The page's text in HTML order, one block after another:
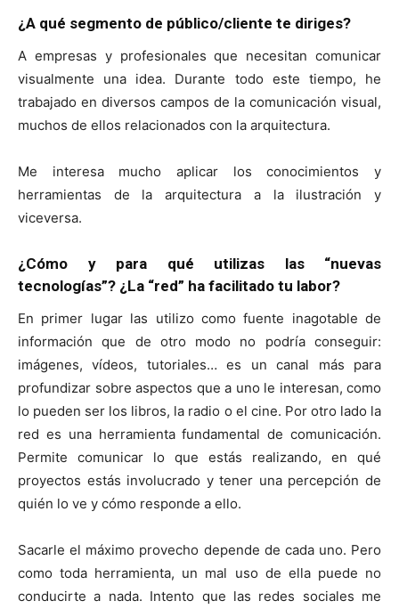
¿A qué segmento de público/cliente te diriges?
A empresas y profesionales que necesitan comunicar
visualmente una idea. Durante todo este tiempo, he
trabajado en diversos campos de la comunicación visual,
muchos de ellos relacionados con la arquitectura.
Me interesa mucho aplicar los conocimientos y
herramientas de la arquitectura a la ilustración y
viceversa.
¿Cómo y para qué utilizas las “nuevas
tecnologías”? ¿La “red” ha facilitado tu labor?
En primer lugar las utilizo como fuente inagotable de
información que de otro modo no podría conseguir:
imágenes, vídeos, tutoriales… es un canal más para
profundizar sobre aspectos que a uno le interesan, como
lo pueden ser los libros, la radio o el cine. Por otro lado la
red es una herramienta fundamental de comunicación.
Permite comunicar lo que estás realizando, en qué
proyectos estás involucrado y tener una percepción de
quién lo ve y cómo responde a ello.
Sacarle el máximo provecho depende de cada uno. Pero
como toda herramienta, un mal uso de ella puede no
conducirte a nada. Intento que las redes sociales me